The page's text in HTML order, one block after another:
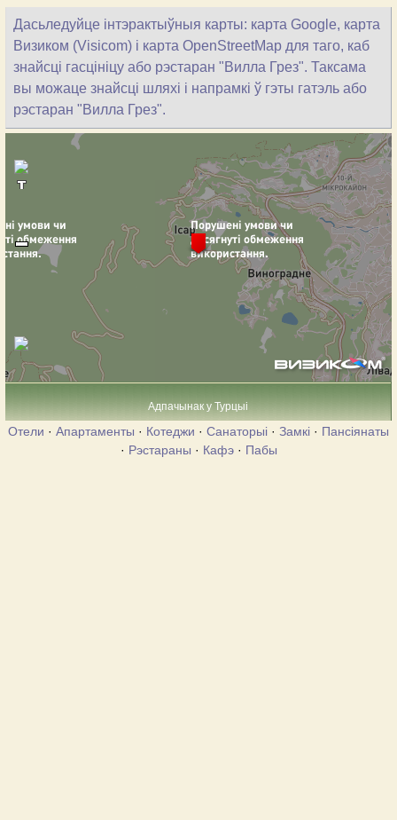
Дасьледуйце інтэрактыўныя карты: карта Google, карта
Визиком (Visicom) і карта OpenStreetMap для таго, каб
знайсці гасцініцу або рэстаран "Вилла Грез". Таксама
вы можаце знайсці шляхі і напрамкі ў гэты гатэль або
рэстаран "Вилла Грез".
Адпачынак у Турцыі
Отели · Апартаменты · Котеджи · Санаторыі · Замкі · Пансіянаты
· Рэстараны · Кафэ· Пабы